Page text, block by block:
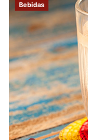
Bebidas